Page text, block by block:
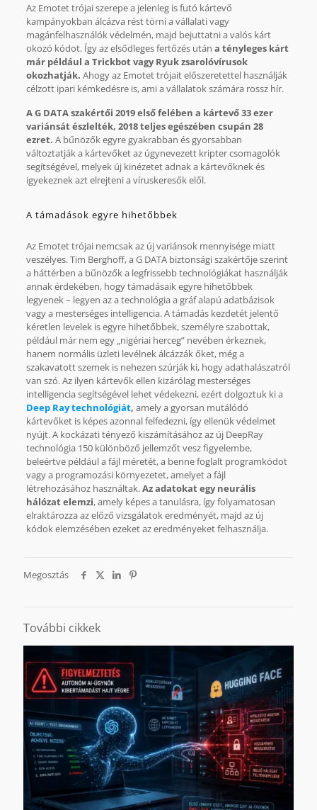
Az Emotet trójai szerepe a jelenleg is futó kártevő
kampányokban álcázva rést törni a vállalati vagy
magánfelhasználók védelmén, majd bejuttatni a valós kárt
okozó kódot. Így az elsődleges fertőzés után a tényleges kárt
már például a Trickbot vagy Ryuk zsarolóvírusok
okozhatják. Ahogy az Emotet trójait előszeretettel használják
célzott ipari kémkedésre is, ami a vállalatok számára rossz hír.
A G DATA szakértői 2019 első felében a kártevő 33 ezer
variánsát észlelték, 2018 teljes egészében csupán 28
ezret. A bűnözők egyre gyakrabban és gyorsabban
változtatják a kártevőket az úgynevezett kripter csomagolók
segítségével, melyek új kinézetet adnak a kártevőknek és
igyekeznek azt elrejteni a víruskeresők elől.
A támadások egyre hihetőbbek
Az Emotet trójai nemcsak az új variánsok mennyisége miatt
veszélyes. Tim Berghoff, a G DATA biztonsági szakértője szerint
a háttérben a bűnözők a legfrissebb technológiákat használják
annak érdekében, hogy támadásaik egyre hihetőbbek
legyenek – legyen az a technológia a gráf alapú adatbázisok
vagy a mesterséges intelligencia. A támadás kezdetét jelentő
kéretlen levelek is egyre hihetőbbek, személyre szabottak,
például már nem egy „nigériai herceg” nevében érkeznek,
hanem normális üzleti levélnek álcázzák őket, még a
szakavatott szemek is nehezen szúrják ki, hogy adathalászatról
van szó. Az ilyen kártevők ellen kizárólag mesterséges
intelligencia segítségével lehet védekezni, ezért dolgoztuk ki a
Deep Ray technológiát, amely a gyorsan mutálódó
kártevőket is képes azonnal felfedezni, így ellenük védelmet
nyújt. A kockázati tényező kiszámításához az új DeepRay
technológia 150 különböző jellemzőt vesz figyelembe,
beleértve például a fájl méretét, a benne foglalt programkódot
vagy a programozási környezetet, amelyet a fájl
létrehozásához használtak.Az adatokat egy neurális
hálózat elemzi, amely képes a tanulásra, így folyamatosan
elraktározza az előző vizsgálatok eredményét, majd az új
kódok elemzésében ezeket az eredményeket felhasználja.
Megosztás
További cikkek